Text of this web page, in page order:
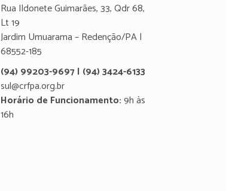
Rua Ildonete Guimarães, 33, Qdr 68,
Lt 19
Jardim Umuarama – Redenção/PA |
68552-185
(94) 99203-9697 | (94) 3424-6133
sul@crfpa.org.br
Horário de Funcionamento:9h às
16h